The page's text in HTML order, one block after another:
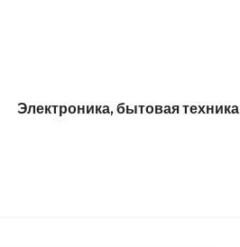
Электроника, бытовая техника